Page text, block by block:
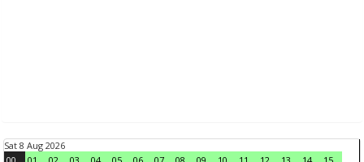
Sat 8 Aug 2026